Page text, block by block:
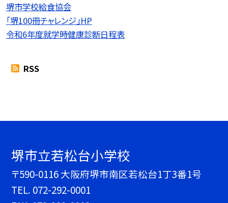
堺市学校給食協会
「堺100冊チャレンジ」HP
令和6年度就学時健康診断日程表
RSS
堺市立若松台小学校
〒590-0116 大阪府堺市南区若松台1丁3番1号
TEL. 072-292-0001